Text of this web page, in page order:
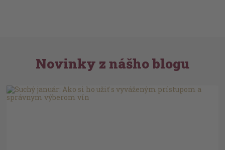
Novinky z nášho blogu